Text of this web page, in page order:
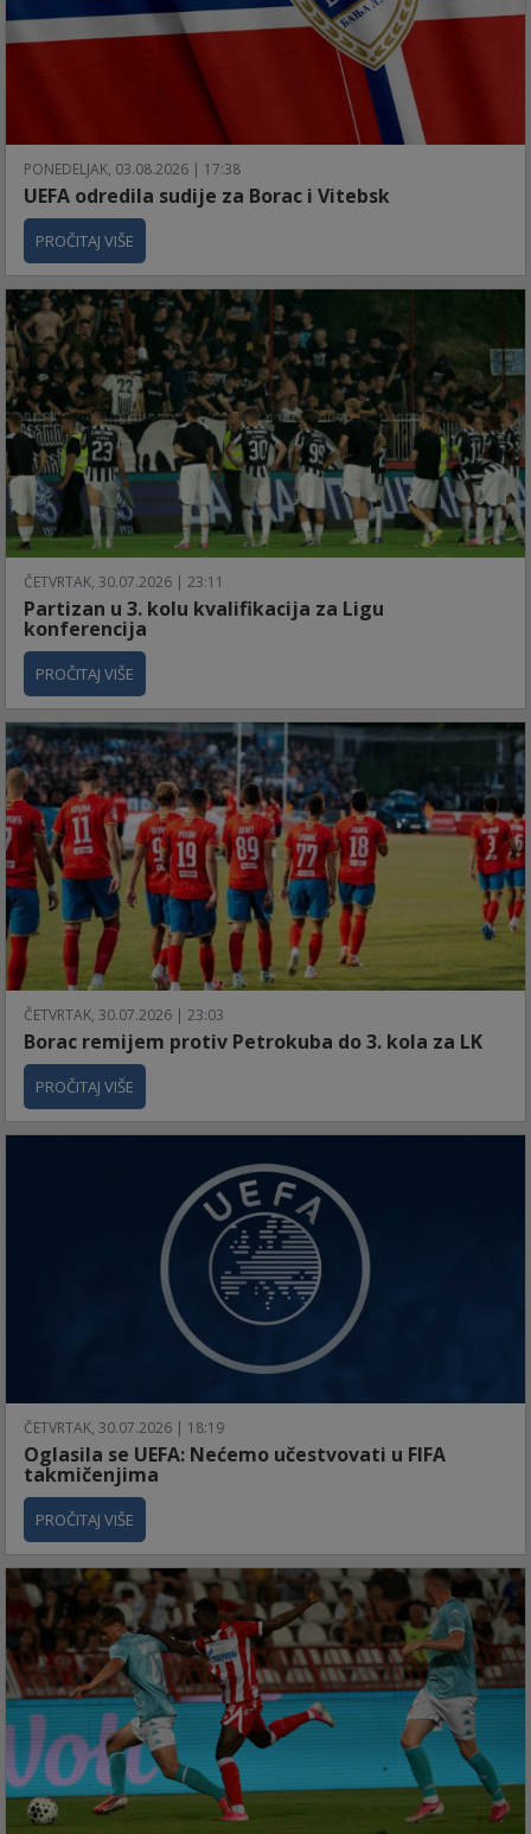
PONEDELJAK, 03.08.2026 | 17:38
UEFA odredila sudije za Borac i Vitebsk
PROČITAJ VIŠE
ČETVRTAK, 30.07.2026 | 23:11
Partizan u 3. kolu kvalifikacija za Ligu
konferencija
PROČITAJ VIŠE
ČETVRTAK, 30.07.2026 | 23:03
Borac remijem protiv Petrokuba do 3. kola za LK
PROČITAJ VIŠE
ČETVRTAK, 30.07.2026 | 18:19
Oglasila se UEFA: Nećemo učestvovati u FIFA
takmičenjima
PROČITAJ VIŠE